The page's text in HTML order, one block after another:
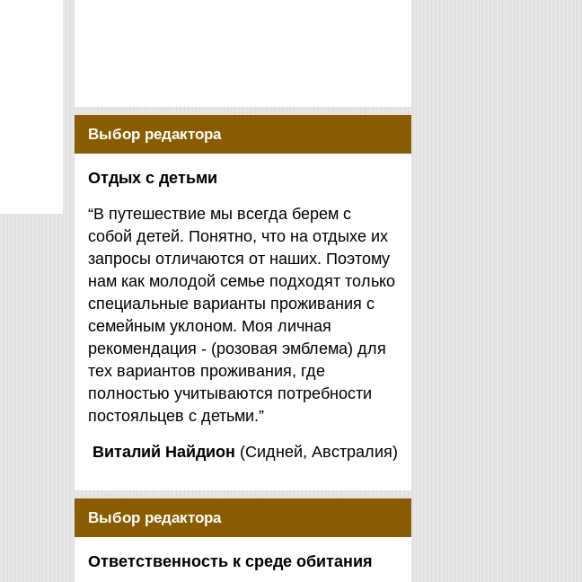
Выбор редактора
Отдых с детьми
“В путешествие мы всегда берем с
собой детей. Понятно, что на отдыхе их
запросы отличаются от наших. Поэтому
нам как молодой семье подходят только
специальные варианты проживания с
семейным уклоном. Моя личная
рекомендация - (розовая эмблема) для
тех вариантов проживания, где
полностью учитываются потребности
постояльцев с детьми.”
Виталий Найдион (Сидней, Австралия)
Выбор редактора
Ответственность к среде обитания